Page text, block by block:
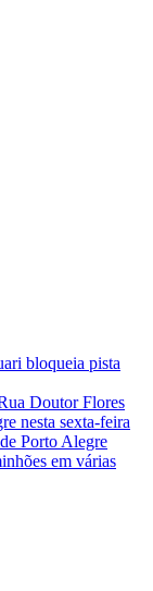
bloqueia pista
Doutor Flores
nesta sexta-feira
Porto Alegre
em várias